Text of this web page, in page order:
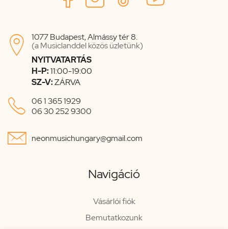

1077 Budapest, Almássy tér 8.
(a Musiclanddel közös üzletünk)
NYITVATARTÁS
H-P:11:00-19:00
SZ-V:ZÁRVA
 06 1 365 1929
06 30 252 9300
 neonmusichungary@gmail.com
Navigáció
Vásárlói fiók
Bemutatkozunk